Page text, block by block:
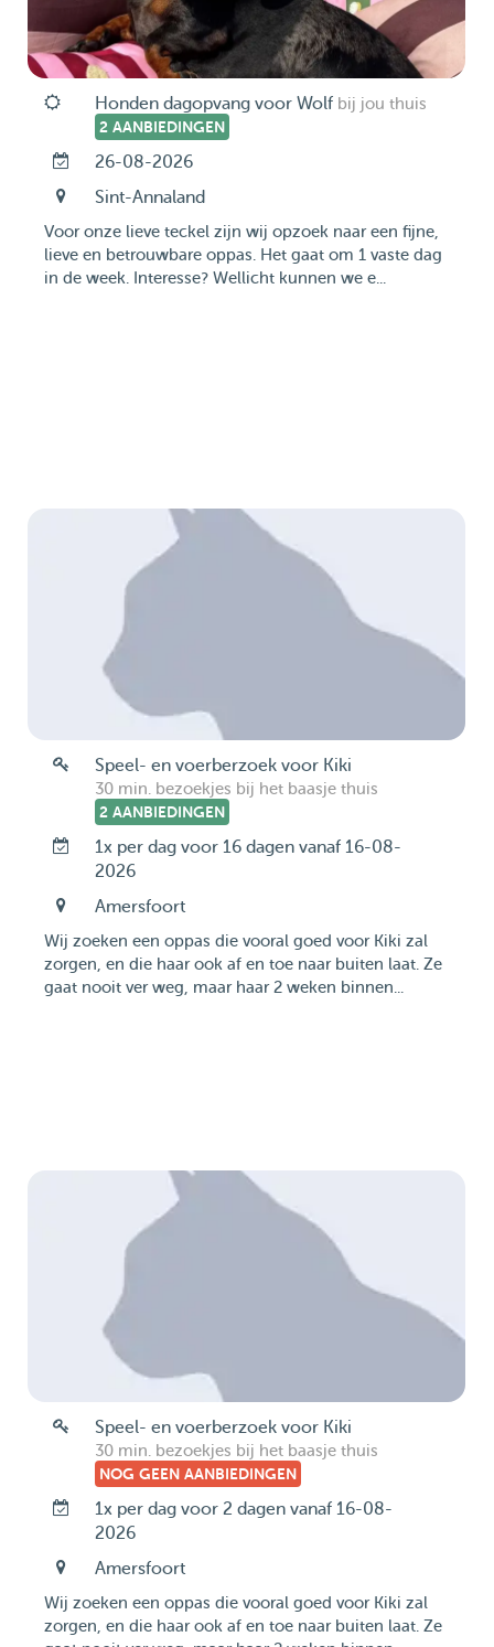
Honden dagopvang voor Wolf bij jou thuis
2 AANBIEDINGEN
26-08-2026
Sint-Annaland
Voor onze lieve teckel zijn wij opzoek naar een fijne,
lieve en betrouwbare oppas. Het gaat om 1 vaste dag
in de week. Interesse? Wellicht kunnen we e...
Speel- en voerberzoek voor Kiki
30 min. bezoekjes bij het baasje thuis
2 AANBIEDINGEN
1x per dag voor 16 dagen vanaf 16-08-
2026
Amersfoort
Wij zoeken een oppas die vooral goed voor Kiki zal
zorgen, en die haar ook af en toe naar buiten laat. Ze
gaat nooit ver weg, maar haar 2 weken binnen...
Speel- en voerberzoek voor Kiki
30 min. bezoekjes bij het baasje thuis
NOG GEEN AANBIEDINGEN
1x per dag voor 2 dagen vanaf 16-08-
2026
Amersfoort
Wij zoeken een oppas die vooral goed voor Kiki zal
zorgen, en die haar ook af en toe naar buiten laat. Ze